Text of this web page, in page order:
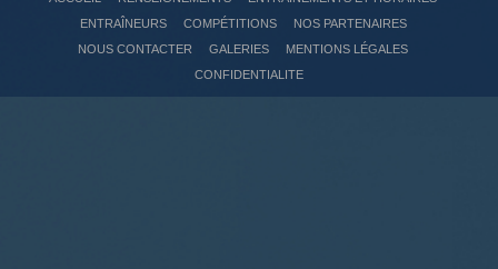
ENTRAÎNEURS
COMPÉTITIONS
NOS PARTENAIRES
NOUS CONTACTER
GALERIES
MENTIONS LÉGALES
CONFIDENTIALITE